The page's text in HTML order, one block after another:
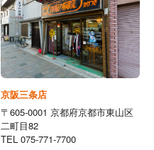
京阪三条店
〒605-0001 京都府京都市東山区
二町目82
TEL 075-771-7700